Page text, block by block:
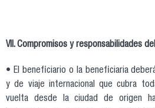
VII. Compromisos y responsabilidades
• El beneficiario o la beneficiaria
y de viaje internacional que cubra
vuelta desde la ciudad de origen